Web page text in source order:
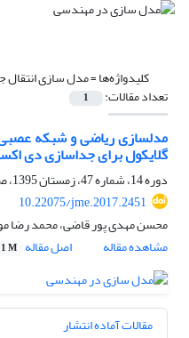
کلیدواژه‌ها =مدل سازی انتقال
تعداد مقالات: 1
مدلسازی ریاضی و شبکه
گلایکول برای جداسازی دی
دوره 14، شماره 47، زمستان 1395، صفحه
10.22075/jme.2017.2451
محسن مهدی پور قاضی، محمد رضا
مشاهده مقاله
اصل مقاله 1 M
مقالات آماده انتشار